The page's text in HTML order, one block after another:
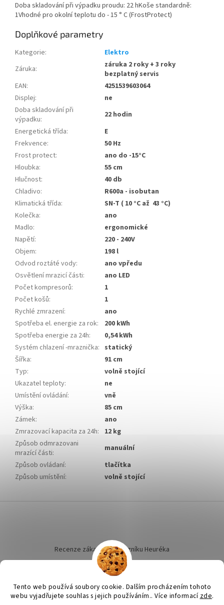
Tento web používá soubory cookie. Dalším procházením tohoto
webu vyjadřujete souhlas s jejich používáním.. Více informací zde.
Doba skladování při výpadku proudu: 22 hKoše standardně:
1Vhodné pro okolní teplotu do - 15 ° C (FrostProtect)
Doplňkové parametry
Kategorie:
Elektro
Záruka:
záruka 2 roky + 3 roky
bezplatný servis
EAN:
4251539603064
Displej:
ne
Doba skladování při
výpadku:
22 hodin
Energetická třída:
E
Frekvence:
50 Hz
Frost protect:
ano do -15°C
Hloubka:
55 cm
Hlučnost:
40 db
Chladivo:
R600a - isobutan
Klimatická třída:
SN-T ( 10 °C až 43 °C)
Kolečka:
ano
Madlo:
ergonomické
Napětí:
220 - 240V
Objem:
198 l
Odvod roztáté vody:
ano vpředu
Osvětlení mrazicí části:
ano LED
Počet kompresorů:
1
Počet košů:
1
Rychlé zmrazení:
ano
Spotřeba el. energie za rok:
200 kWh
Spotřeba energie za 24h:
0,54 kWh
Systém chlazení -mraznička: statický
Šířka:
91 cm
Typ:
volně stojící
Ukazatel teploty:
ne
Umístění ovládání:
vně
Výška:
85 cm
Zámek:
ano
Zmrazovací kapacita za 24h:
12 kg
Způsob odmrazovani
mrazící části:
manuální
Způsob ovládaní:
tlačítka
Způsob umístění: volně stojící
í
Recenze zákazníků dotazníku Heuréka
Vytvořil Shoptet